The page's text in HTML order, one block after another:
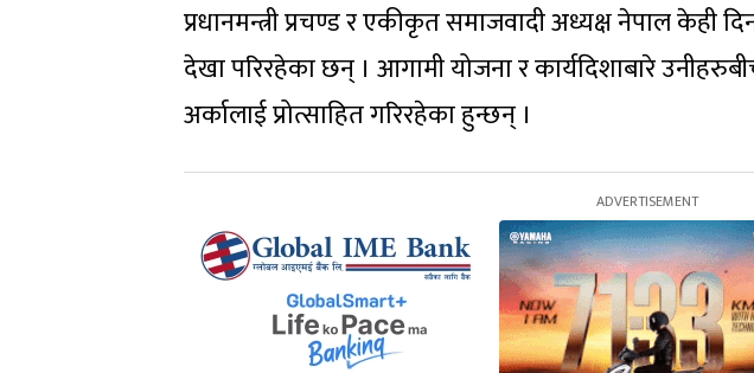
प्रधानमन्त्री प्रचण्ड र एकीकृत समाजवादी अध्यक्ष नेपाल केही
देखा परिरहेका छन् । आगामी योजना र कार्यदिशाबारे
अर्कालाई प्रोत्साहित गरिरहेका हुन्छन् ।